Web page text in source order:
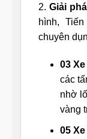
2. Giải
hình,
chuyên
03
các
nhờ
vàng
05